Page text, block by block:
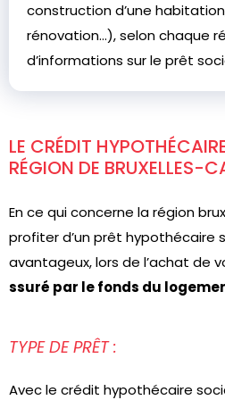
construction d’une
rénovation…), selon chaque
d’informations sur le prêt
LE CRÉDIT
RÉGION DE BRUXELLES-
En ce qui concerne la région
profiter d’un prêt hypothécaire
avantageux, lors de l’achat de
ssuré par le fonds du
TYPE DE PRÊT :
Avec le crédit hypothécaire